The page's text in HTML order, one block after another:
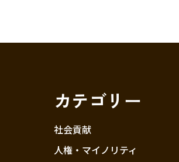
カテゴリー
社会貢献
人権・マイノリティ